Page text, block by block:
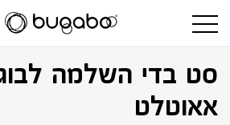
סט בדי השלמה
אאוטלט